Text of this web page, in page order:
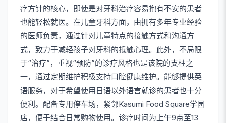
疗方针的核心，即使是对牙科治疗容易抱有不安的患者
也能轻松就医。在儿童牙科方面，由拥有多年专业经验
的医师负责，通过针对儿童特点的接触方式和沟通方
式，致力于减轻孩子对牙科的抵触心理。此外，不局限
于“治疗”，重视“预防”的诊疗风格也是该院的支柱之
一，通过定期维护积极支持口腔健康维护。能够提供英
语服务，对于希望使用日语以外语言就诊的患者也十分
便利。配备专用停车场，紧邻Kasumi Food Square学园
店，便于结合日常购物使用。诊疗时间为上午9点至13